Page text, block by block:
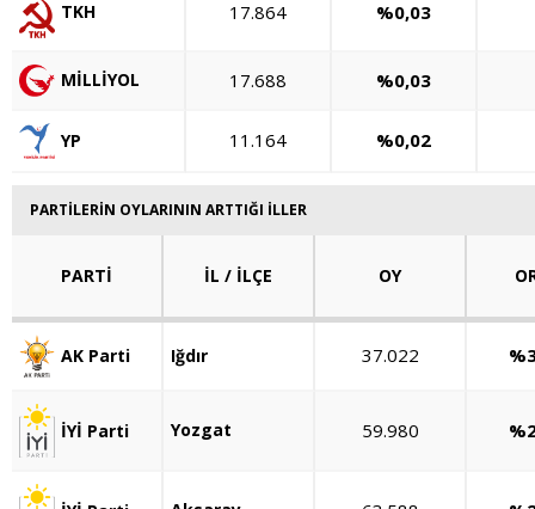
TKH 17.864 %0,03
MİLLİYOL 17.688 %0,03
YP 11.164 %0,02
PARTİLERİN OYLARININ ARTTIĞI İLLER
PARTİ İL / İLÇE OY
AK Parti Iğdır 37.022
İYİ Parti Yozgat 59.980